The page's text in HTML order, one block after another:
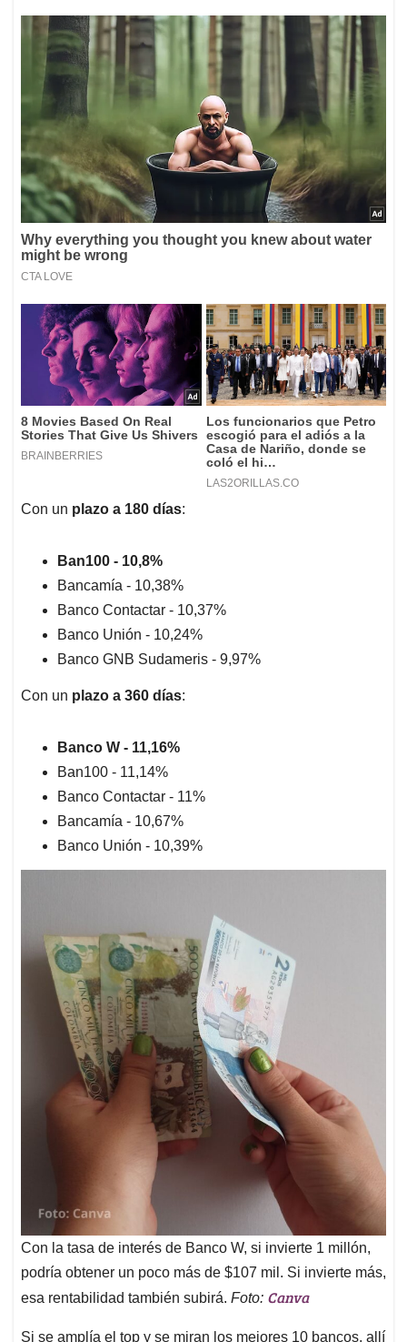
Con un plazo a 180 días:
Ban100 - 10,8%
Bancamía - 10,38%
Banco Contactar - 10,37%
Banco Unión - 10,24%
Banco GNB Sudameris - 9,97%
Con un plazo a 360 días:
Banco W - 11,16%
Ban100 - 11,14%
Banco Contactar - 11%
Bancamía - 10,67%
Banco Unión - 10,39%
Con la tasa de interés de Banco W, si invierte 1 millón,
podría obtener un poco más de $107 mil. Si invierte más,
esa rentabilidad también subirá. Foto: Canva
Si se amplía el top y se miran los mejores 10 bancos, allí